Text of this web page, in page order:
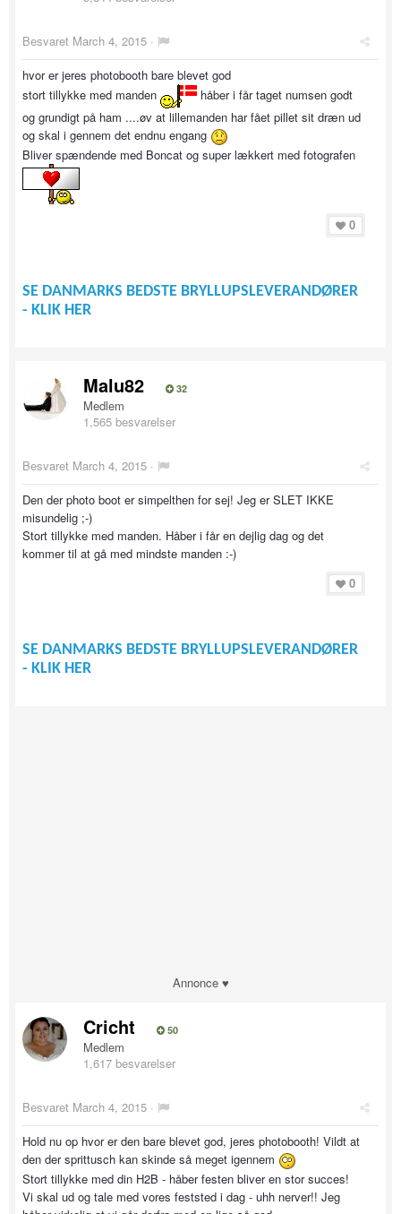
Besvaret March 4, 2015 ·
hvor er jeres photobooth bare blevet god
stort tillykke med manden
håber i får taget numsen godt
og grundigt på ham ....øv at lillemanden har fået pillet sit dræn ud
og skal i gennem det endnu engang
Bliver spændende med Boncat og super lækkert med fotografen
0
SE DANMARKS BEDSTE BRYLLUPSLEVERANDØRER
- KLIK HER
Malu82 32
Medlem
1,565 besvarelser
Besvaret March 4, 2015 ·
Den der photo boot er simpelthen for sej! Jeg er SLET IKKE
misundelig ;-)
Stort tillykke med manden. Håber i får en dejlig dag og det
kommer til at gå med mindste manden :-)
0
SE DANMARKS BEDSTE BRYLLUPSLEVERANDØRER
- KLIK HER
Annonce ♥
Cricht 50
Medlem
1,617 besvarelser
Besvaret March 4, 2015 ·
Hold nu op hvor er den bare blevet god, jeres photobooth! Vildt at
den der sprittusch kan skinde så meget igennem
Stort tillykke med din H2B - håber festen bliver en stor succes!
Vi skal ud og tale med vores feststed i dag - uhh nerver!! Jeg